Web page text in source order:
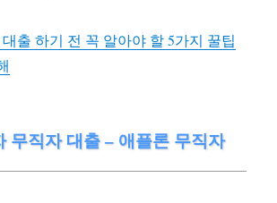
출 하기 전 꼭 알아야 할 5가지 꿀팁
무직자 대출 – 애플론 무직자